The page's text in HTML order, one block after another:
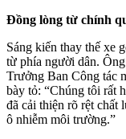
Đồng lòng từ chính
Sáng kiến thay thế xe
từ phía người dân.
Trưởng Ban Công tác
bày tỏ: “Chúng tôi rất
đã cải thiện rõ rệt chất
ô nhiễm môi trường.”